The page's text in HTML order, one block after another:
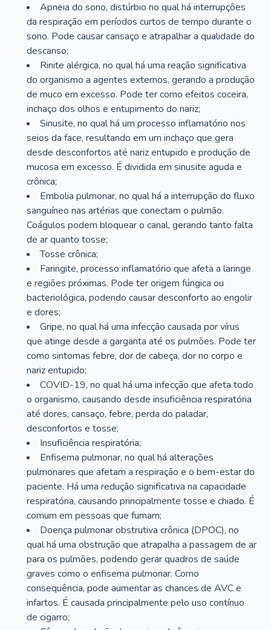
Apneia do sono, distúrbio no qual há interrupções
da respiração em períodos curtos de tempo durante o
sono. Pode causar cansaço e atrapalhar a qualidade do
descanso;
Rinite alérgica, no qual há uma reação significativa
do organismo a agentes externos, gerando a produção
de muco em excesso. Pode ter como efeitos coceira,
inchaço dos olhos e entupimento do nariz;
Sinusite, no qual há um processo inflamatório nos
seios da face, resultando em um inchaço que gera
desde desconfortos até nariz entupido e produção de
mucosa em excesso. É dividida em sinusite aguda e
crônica;
Embolia pulmonar, no qual há a interrupção do fluxo
sanguíneo nas artérias que conectam o pulmão.
Coágulos podem bloquear o canal, gerando tanto falta
de ar quanto tosse;
Tosse crônica;
Faringite, processo inflamatório que afeta a laringe
e regiões próximas. Pode ter origem fúngica ou
bacteriológica, podendo causar desconforto ao engolir
e dores;
Gripe, no qual há uma infecção causada por vírus
que atinge desde a garganta até os pulmões. Pode ter
como sintomas febre, dor de cabeça, dor no corpo e
nariz entupido;
COVID-19, no qual há uma infecção que afeta todo
o organismo, causando desde insuficiência respiratória
até dores, cansaço, febre, perda do paladar,
desconfortos e tosse;
Insuficiência respiratória;
Enfisema pulmonar, no qual há alterações
pulmonares que afetam a respiração e o bem-estar do
paciente. Há uma redução significativa na capacidade
respiratória, causando principalmente tosse e chiado. É
comum em pessoas que fumam;
Doença pulmonar obstrutiva crônica (DPOC), no
qual há uma obstrução que atrapalha a passagem de ar
para os pulmões, podendo gerar quadros de saúde
graves como o enfisema pulmonar. Como
consequência, pode aumentar as chances de AVC e
infartos. É causada principalmente pelo uso contínuo
de cigarro;